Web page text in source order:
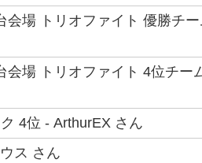
会場 トリオファイト 優勝
会場 トリオファイト 4位チ
4位 - ArthurEX さん
ス さん